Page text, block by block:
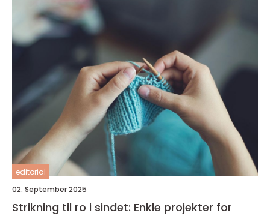
editorial
02. September 2025
Strikning til ro i sindet: Enkle projekter for